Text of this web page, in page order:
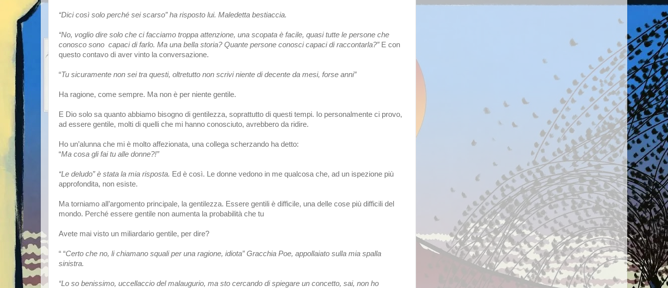
“Dici così solo perché sei scarso” ha risposto lui. Maledetta bestiaccia.
“No, voglio dire solo che ci facciamo troppa attenzione, una scopata è facile, quasi tutte le persone che
conosco sono  capaci di farlo. Ma una bella storia? Quante persone conosci capaci di raccontarla?” E con
questo contavo di aver vinto la conversazione.
“Tu sicuramente non sei tra questi, oltretutto non scrivi niente di decente da mesi, forse anni”
Ha ragione, come sempre. Ma non è per niente gentile.
E Dio solo sa quanto abbiamo bisogno di gentilezza, soprattutto di questi tempi. Io personalmente ci provo,
ad essere gentile, molti di quelli che mi hanno conosciuto, avrebbero da ridire.
Ho un’alunna che mi è molto affezionata, una collega scherzando ha detto:
“Ma cosa gli fai tu alle donne?!”
“Le deludo” è stata la mia risposta. Ed è così. Le donne vedono in me qualcosa che, ad un ispezione più
approfondita, non esiste.
Ma torniamo all’argomento principale, la gentilezza. Essere gentili è difficile, una delle cose più difficili del
mondo. Perché essere gentile non aumenta la probabilità che tu
Avete mai visto un miliardario gentile, per dire?
“ “Certo che no, li chiamano squali per una ragione, idiota” Gracchia Poe, appollaiato sulla mia spalla
sinistra.
“Lo so benissimo, uccellaccio del malaugurio, ma sto cercando di spiegare un concetto, sai, non ho